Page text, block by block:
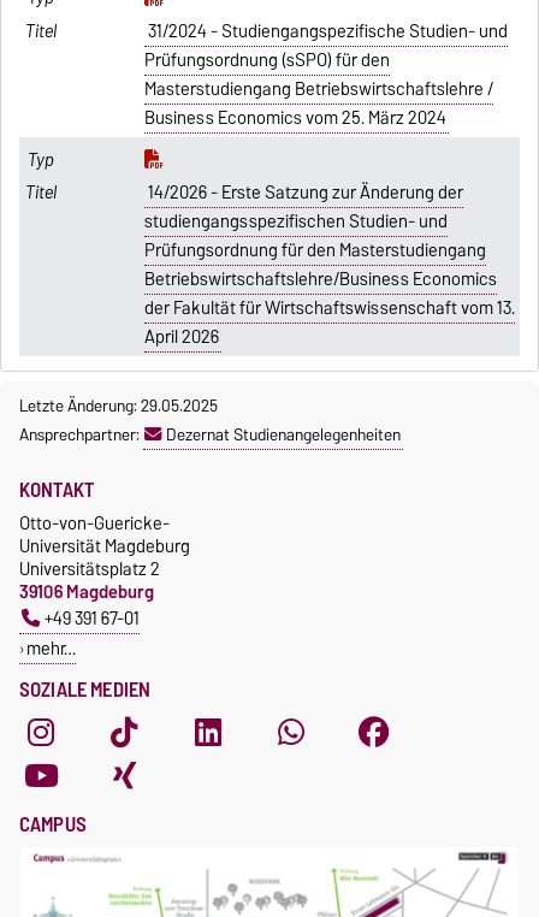
31/2024 - Studiengangspezifische Studien- und
Prüfungsordnung (sSPO) für den
Masterstudiengang Betriebswirtschaftslehre /
Business Economics vom 25. März 2024
14/2026 - Erste Satzung zur Änderung der
studiengangsspezifischen Studien- und
Prüfungsordnung für den Masterstudiengang
Betriebswirtschaftslehre/Business Economics
der Fakultät für Wirtschaftswissenschaft vom 13.
April 2026
Letzte Änderung: 29.05.2025
Ansprechpartner:
Dezernat Studienangelegenheiten
SOZIALE MEDIEN
KONTAKT
Otto-von-Guericke-
Universität Magdeburg
Universitätsplatz 2
39106 Magdeburg
+49 391 67-01
mehr…
CAMPUS